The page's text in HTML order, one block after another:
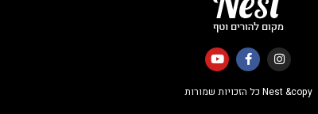
Nest &copy כל הזכויות שמורות